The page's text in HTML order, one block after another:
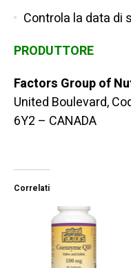
Controla la data di
PRODUTTORE
Factors Group of
United Boulevard,
6Y2 – CANADA
Correlati